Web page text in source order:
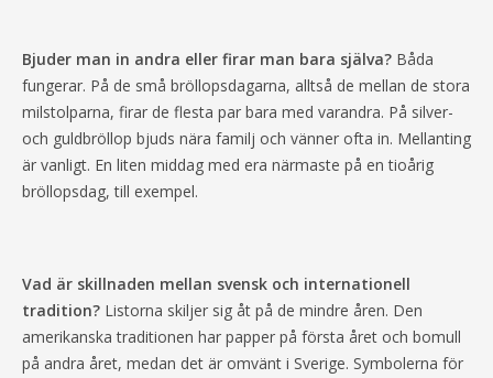
Bjuder man in andra eller firar man bara själva? Båda
fungerar. På de små bröllopsdagarna, alltså de mellan de stora
milstolparna, firar de flesta par bara med varandra. På silver-
och guldbröllop bjuds nära familj och vänner ofta in. Mellanting
är vanligt. En liten middag med era närmaste på en tioårig
bröllopsdag, till exempel.
Vad är skillnaden mellan svensk och internationell
tradition? Listorna skiljer sig åt på de mindre åren. Den
amerikanska traditionen har papper på första året och bomull
på andra året, medan det är omvänt i Sverige. Symbolerna för